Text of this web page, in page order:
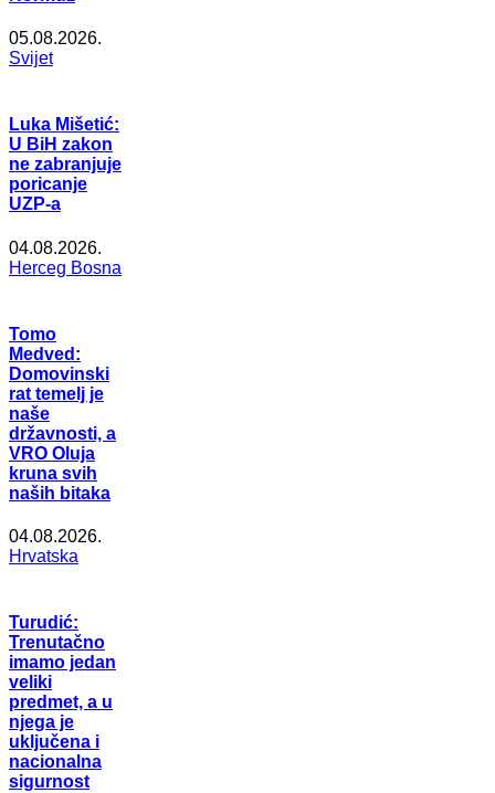
05.08.2026.
Svijet
Luka Mišetić:
U BiH zakon
ne zabranjuje
poricanje
UZP-a
04.08.2026.
Herceg Bosna
Tomo
Medved:
Domovinski
rat temelj je
naše
državnosti, a
VRO Oluja
kruna svih
naših bitaka
04.08.2026.
Hrvatska
Turudić:
Trenutačno
imamo jedan
veliki
predmet, a u
njega je
uključena i
nacionalna
sigurnost